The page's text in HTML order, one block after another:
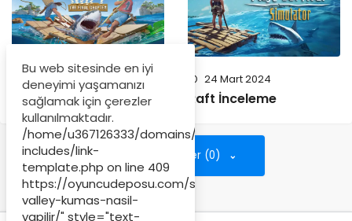
9 Mart 2024
Raft Hikayesi
24 Mart 2024
Raft İnceleme
Yorumları Göster (0)
Bu web sitesinde en iyi
deneyimi yaşamanızı
sağlamak için çerezler
kullanılmaktadır.
/home/u367126333/domains/oyuncudeposu.com/
includes/link-
template.php on line 409
https://oyuncudeposu.com/stardew-
valley-kumas-nasil-
yapilir/" style="text-